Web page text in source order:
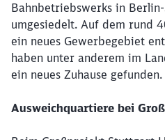
Bahnbetriebswerks in
umgesiedelt. Auf dem rund
ein neues Gewerbegebiet
haben unter anderem im
ein neues Zuhause gefunden.
Ausweichquartiere bei